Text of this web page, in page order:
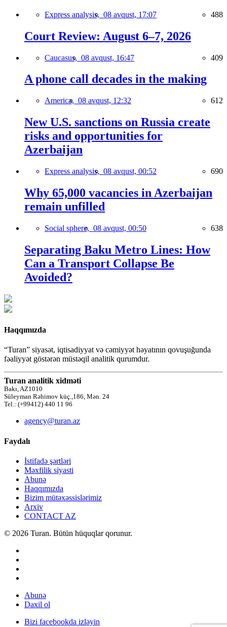
Express analysis, 08 avqust, 17:07 488
Court Review: August 6–7, 2026
Caucasus, 08 avqust, 16:47 409
A phone call decades in the making
America, 08 avqust, 12:32 612
New U.S. sanctions on Russia create
risks and opportunities for
Azerbaijan
Express analysis, 08 avqust, 00:52 690
Why 65,000 vacancies in Azerbaijan
remain unfilled
Social sphere, 08 avqust, 00:50 638
Separating Baku Metro Lines: How
Can a Transport Collapse Be
Avoided?
Haqqımızda
“Turan” siyasət, iqtisadiyyat və cəmiyyət həyatının qovuşuğunda
fəaliyyət göstərən müstəqil analitik qurumdur.
Turan analitik xidməti
Bakı, AZ1010
Süleyman Rəhimov küç.,186, Mən. 24
Tel.: (+99412) 440 11 96
agency@turan.az
Faydalı
İstifadə şərtləri
Məxfilik siyasti
Abunə
Haqqımızda
Bizim mütəxəssislərimiz
Arxiv
CONTACT AZ
© 2026 Turan. Bütün hüquqlar qorunur.
Abunə
Daxil ol
Bizi facebookda izləyin